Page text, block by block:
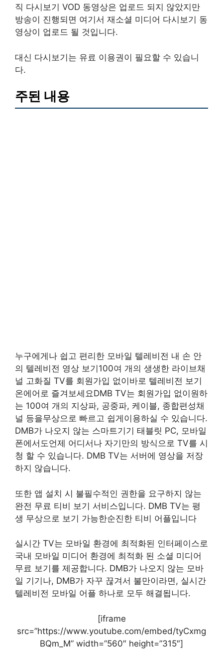
직 다시보기 VOD 동영상은 업로드 되지 않았지만
방송이 진행되면 여기서 재소셜 미디어 다시보기 동
영상이 업로드 될 것입니다.
대신 다시보기는 유료 이용권이 필요할 수 있습니
다.
주된 내용
누구에게나 쉽고 편리한 모바일 텔레비전 내 손 안
의 텔레비전 영상 보기100여 개의 생생한 라이브채
널 고화질 TV를 회원가입 없이바로 텔레비전 보기
온에어로 즐겨보세요DMB TV는 회원가입 없이원하
는 100여 개의 지상파, 공중파, 케이블, 종합편성채
널 등을무상으로 빠르고 쉽게이용하실 수 있습니다.
DMB가 나오지 않는 스마트기기 태블릿 PC, 모바일
폰에서도언제 어디서나 자기만의 방식으로 TV를 시
청 할 수 있습니다. DMB TV는 서버에 영상을 저장
하지 않습니다.
또한 앱 설치 시 불필수적인 권한을 요구하지 않는
완전 무료 티비 보기 서비스입니다. DMB TV는 평
생 무상으로 보기 가능한순진한 티비 어플입니다
실시간 TV는 모바일 환경에 최적화된 인터페이스로
국내 모바일 미디어 환경에 최적화 된 소셜 미디어
무료 보기를 제공합니다. DMB가 나오지 않는 모바
일 기기나, DMB가 자꾸 끊겨서 불만이라면, 실시간
텔레비전 모바일 어플 하나로 모두 해결됩니다.
[iframe
src=”https://www.youtube.com/embed/tyCxmg
BQm_M” width=”560″ height=”315″]